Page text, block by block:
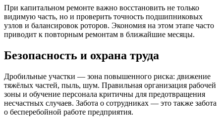
При капитальном ремонте важно восстановить не только
видимую часть, но и проверить точность подшипниковых
узлов и балансировок роторов. Экономия на этом этапе часто
приводит к повторным ремонтам в ближайшие месяцы.
Безопасность и охрана труда
Дробильные участки — зона повышенного риска: движение
тяжёлых частей, пыль, шум. Правильная организация рабочей
зоны и обучение персонала критичны для предотвращения
несчастных случаев. Забота о сотрудниках — это также забота
о бесперебойной работе предприятия.